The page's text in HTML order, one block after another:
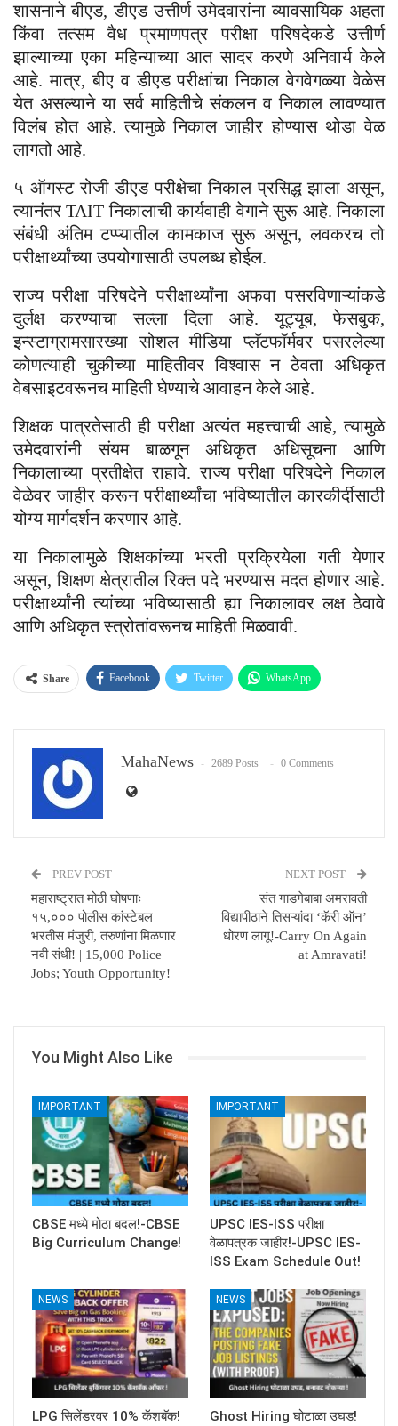
शासनाने बीएड, डीएड उत्तीर्ण उमेदवारांना व्यावसायिक अहता
किंवा तत्सम वैध प्रमाणपत्र परीक्षा परिषदेकडे उत्तीर्ण
झाल्याच्या एका महिन्याच्या आत सादर करणे अनिवार्य केले
आहे. मात्र, बीए व डीएड परीक्षांचा निकाल वेगवेगळ्या वेळेस
येत असल्याने या सर्व माहितीचे संकलन व निकाल लावण्यात
विलंब होत आहे. त्यामुळे निकाल जाहीर होण्यास थोडा वेळ
लागतो आहे.
५ ऑगस्ट रोजी डीएड परीक्षेचा निकाल प्रसिद्ध झाला असून,
त्यानंतर TAIT निकालाची कार्यवाही वेगाने सुरू आहे. निकाला
संबंधी अंतिम टप्प्यातील कामकाज सुरू असून, लवकरच तो
परीक्षार्थ्यांच्या उपयोगासाठी उपलब्ध होईल.
राज्य परीक्षा परिषदेने परीक्षार्थ्यांना अफवा पसरविणाऱ्यांकडे
दुर्लक्ष करण्याचा सल्ला दिला आहे. यूट्यूब, फेसबुक,
इन्स्टाग्रामसारख्या सोशल मीडिया प्लॅटफॉर्मवर पसरलेल्या
कोणत्याही चुकीच्या माहितीवर विश्वास न ठेवता अधिकृत
वेबसाइटवरूनच माहिती घेण्याचे आवाहन केले आहे.
शिक्षक पात्रतेसाठी ही परीक्षा अत्यंत महत्त्वाची आहे, त्यामुळे
उमेदवारांनी संयम बाळगून अधिकृत अधिसूचना आणि
निकालाच्या प्रतीक्षेत राहावे. राज्य परीक्षा परिषदेने निकाल
वेळेवर जाहीर करून परीक्षार्थ्यांचा भविष्यातील कारकीर्दीसाठी
योग्य मार्गदर्शन करणार आहे.
या निकालामुळे शिक्षकांच्या भरती प्रक्रियेला गती येणार
असून, शिक्षण क्षेत्रातील रिक्त पदे भरण्यास मदत होणार आहे.
परीक्षार्थ्यांनी त्यांच्या भविष्यासाठी ह्या निकालावर लक्ष ठेवावे
आणि अधिकृत स्त्रोतांवरूनच माहिती मिळवावी.
Share Facebook Twitter WhatsApp
MahaNews 2689 Posts 0 Comments
PREV POST
महाराष्ट्रात मोठी घोषणाः
१५,००० पोलीस कांस्टेबल
भरतीस मंजुरी, तरुणांना मिळणार
नवी संधी! | 15,000 Police
Jobs; Youth Opportunity!
NEXT POST
संत गाडगेबाबा अमरावती
विद्यापीठाने तिसऱ्यांदा ‘कॅरी ऑन’
धोरण लागू!-Carry On Again
at Amravati!
You Might Also Like
IMPORTANT
CBSE मध्ये मोठा बदल!-CBSE
Big Curriculum Change!
IMPORTANT
UPSC IES-ISS परीक्षा
वेळापत्रक जाहीर!-UPSC IES-
ISS Exam Schedule Out!
NEWS
LPG सिलेंडरवर 10% कॅशबॅक!
NEWS
Ghost Hiring घोटाळा उघड!